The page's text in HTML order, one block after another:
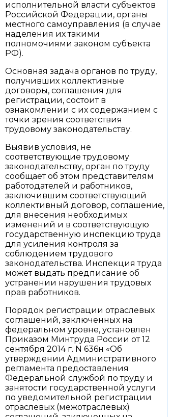
исполнительной власти субъектов
Российской Федерации, органы
местного самоуправления (в случае
наделения их такими
полномочиями законом субъекта
РФ).
Основная задача органов по труду,
получивших коллективные
договоры, соглашения для
регистрации, состоит в
ознакомлении с их содержанием с
точки зрения соответствия
трудовому законодательству.
Выявив условия, не
соответствующие трудовому
законодательству, орган по труду
сообщает об этом представителям
работодателей и работников,
заключившим соответствующий
коллективный договор, соглашение,
для внесения необходимых
изменений и в соответствующую
государственную инспекцию труда
для усиления контроля за
соблюдением трудового
законодательства. Инспекция труда
может выдать предписание об
устранении нарушения трудовых
прав работников.
Порядок регистрации отраслевых
соглашений, заключенных на
федеральном уровне, установлен
Приказом Минтруда России от 12
сентября 2014 г. N 636н «Об
утверждении Административного
регламента предоставления
Федеральной службой по труду и
занятости государственной услуги
по уведомительной регистрации
отраслевых (межотраслевых)